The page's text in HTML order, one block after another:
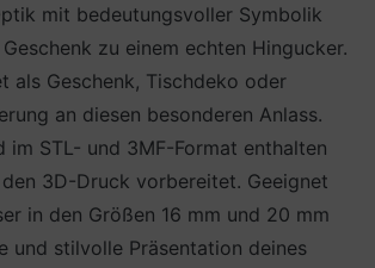
mit bedeutungsvoller Symbolik
zu einem echten Hingucker.
als Geschenk, Tischdeko oder
an diesen besonderen Anlass.
im STL- und 3MF-Format enthalten
3D-Druck vorbereitet. Geeignet
in den Größen 16 mm und 20 mm
und stilvolle Präsentation deines